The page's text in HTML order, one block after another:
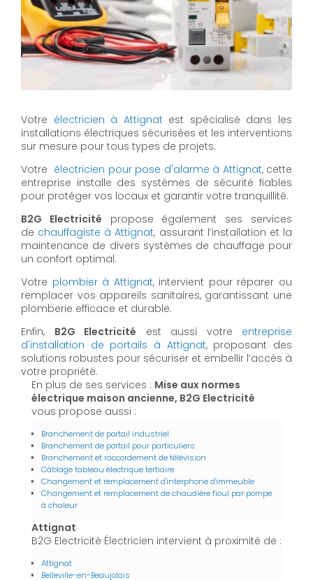
Votre électricien à Attignat est spécialisé dans les
installations électriques sécurisées et les interventions
sur mesure pour tous types de projets.
Votre électricien pour pose d'alarme à Attignat, cette
entreprise installe des systèmes de sécurité fiables
pour protéger vos locaux et garantir votre tranquillité.
B2G Electricité propose également ses services
de chauffagiste à Attignat, assurant l’installation et la
maintenance de divers systèmes de chauffage pour
un confort optimal.
Votre plombier à Attignat, intervient pour réparer ou
remplacer vos appareils sanitaires, garantissant une
plomberie efficace et durable.
Enfin, B2G Electricité est aussi votre entreprise
d'installation de portails à Attignat, proposant des
solutions robustes pour sécuriser et embellir l’accès à
votre propriété.
En plus de ses services : Mise aux normes
électrique maison ancienne, B2G Electricité
vous propose aussi :
Branchement de portail industriel
Branchement de portail pour particuliers
Branchement et raccordement de télévision
Câblage tableau électrique tertiaire
Changement et remplacement d'interphone d'immeuble
Changement et remplacement de chaudière fioul par pompe
à chaleur
Attignat
B2G Electricité Électricien intervient à proximité de :
Attignat
Belleville-en-Beaujolais